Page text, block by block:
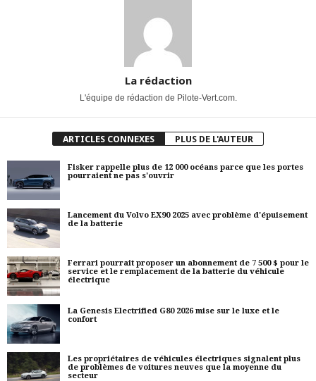
La rédaction
L'équipe de rédaction de Pilote-Vert.com.
ARTICLES CONNEXES PLUS DE L'AUTEUR
Fisker rappelle plus de 12 000 océans parce que les portes
pourraient ne pas s'ouvrir
Lancement du Volvo EX90 2025 avec problème d'épuisement
de la batterie
Ferrari pourrait proposer un abonnement de 7 500 $ pour le
service et le remplacement de la batterie du véhicule
électrique
La Genesis Electrified G80 2026 mise sur le luxe et le
confort
Les propriétaires de véhicules électriques signalent plus
de problèmes de voitures neuves que la moyenne du
secteur